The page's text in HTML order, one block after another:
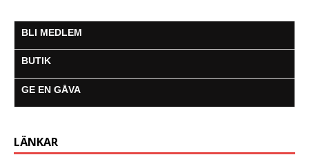
BLI MEDLEM
BUTIK
GE EN GÅVA
LÄNKAR